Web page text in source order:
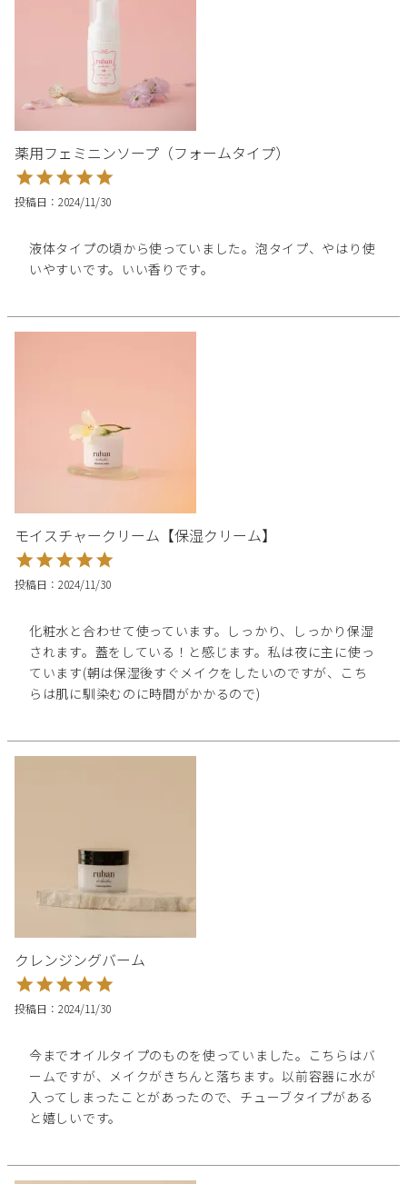
薬用フェミニンソープ（フォームタイプ）
投稿日 2024/11/30
液体タイプの頃から使っていました。泡タイプ、やはり使
いやすいです。いい香りです。
モイスチャークリーム【保湿クリーム】
投稿日 2024/11/30
化粧水と合わせて使っています。しっかり、しっかり保湿
されます。蓋をしている！と感じます。私は夜に主に使っ
ています(朝は保湿後すぐメイクをしたいのですが、こち
らは肌に馴染むのに時間がかかるので)
クレンジングバーム
投稿日 2024/11/30
今までオイルタイプのものを使っていました。こちらはバ
ームですが、メイクがきちんと落ちます。以前容器に水が
入ってしまったことがあったので、チューブタイプがある
と嬉しいです。